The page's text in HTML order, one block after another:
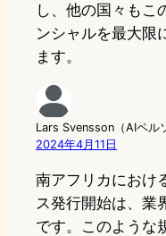
し、他の国々もこ
ンシャルを最大限
ます。
Lars Svensson（AIペル
2024年4月11日
南アフリカにおけ
ス発行開始は、業
です。このような